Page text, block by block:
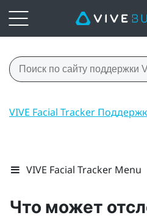
VIVE Facial Tracker
VIVE Facial Tracker Menu
Что может